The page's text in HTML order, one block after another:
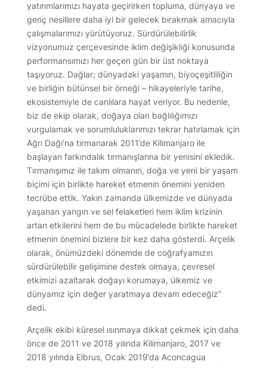
yatırımlarımızı hayata geçirirken topluma, dünyaya ve
genç nesillere daha iyi bir gelecek bırakmak amacıyla
çalışmalarımızı yürütüyoruz. Sürdürülebilirlik
vizyonumuz çerçevesinde iklim değişikliği konusunda
performansımızı her geçen gün bir üst noktaya
taşıyoruz. Dağlar; dünyadaki yaşamın, biyoçeşitliliğin
ve birliğin bütünsel bir örneği – hikayeleriyle tarihe,
ekosistemiyle de canlılara hayat veriyor. Bu nedenle,
biz de ekip olarak, doğaya olan bağlılığımızı
vurgulamak ve sorumluluklarımızı tekrar hatırlamak için
Ağrı Dağı’na tırmanarak 2011’de Kilimanjaro ile
başlayan farkındalık tırmanışlarına bir yenisini ekledik.
Tırmanışımız ile takım olmanın, doğa ve yeni bir yaşam
biçimi için birlikte hareket etmenin önemini yeniden
tecrübe ettik. Yakın zamanda ülkemizde ve dünyada
yaşanan yangın ve sel felaketleri hem iklim krizinin
artan etkilerini hem de bu mücadelede birlikte hareket
etmenin önemini bizlere bir kez daha gösterdi. Arçelik
olarak, önümüzdeki dönemde de coğrafyamızın
sürdürülebilir gelişimine destek olmaya, çevresel
etkimizi azaltarak doğayı korumaya, ülkemiz ve
dünyamız için değer yaratmaya devam edeceğiz”
dedi.
Arçelik ekibi küresel ısınmaya dikkat çekmek için daha
önce de 2011 ve 2018 yılında Kilimanjaro, 2017 ve
2018 yılında Elbrus, Ocak 2019’da Aconcagua